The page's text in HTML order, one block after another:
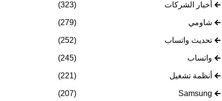
أخبار الشركات (323)
شاومي (279)
تحديث واتساب (252)
واتساب (245)
أنظمة تشغيل (221)
Samsung
(207)